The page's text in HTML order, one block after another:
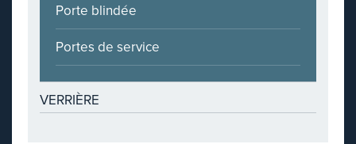
Porte blindée
Portes de service
VERRIÈRE